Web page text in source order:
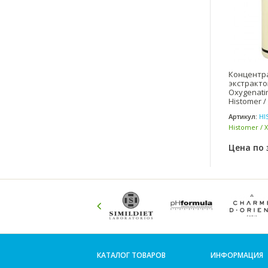
Histomer /
Артикул:
Histomer /
Цена по
КАТАЛОГ ТОВАРОВ ИНФОРМАЦИЯ